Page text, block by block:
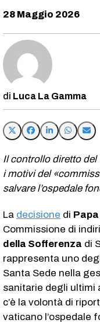
28 Maggio 2026
Luca La Gamma
Il controllo diretto del
i motivi del
salvare l’ospedale
La decisione di
Commissione di
della Sofferenza di
rappresenta uno
Santa Sede nella
sanitarie degli ultimi
c’è la volontà di
vaticano l’ospedale